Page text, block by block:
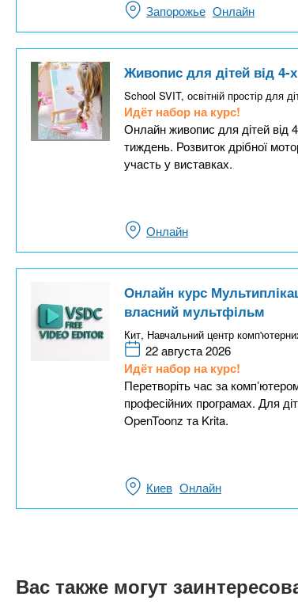
Запорожье Онлайн
Живопис для дітей від 4-
School SVIT, освітній простір для
Идёт набор на курс!
Онлайн живопис для дітей від
тиждень. Розвиток дрібної
участь у виставках.
Онлайн
Онлайн курс
власний мультфільм
Кит, Навчальний центр
22 августа 2026
Идёт набор на курс!
Перетворіть час за
професійних програмах. Для
OpenToonz та Krita.
Киев Онлайн
Вас также могут